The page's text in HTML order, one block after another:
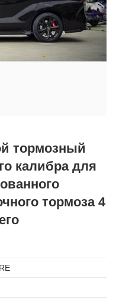
тормозный
калибра для
тормоза 4